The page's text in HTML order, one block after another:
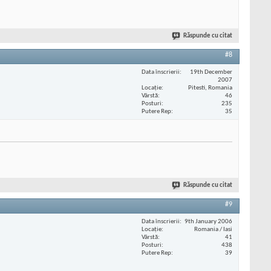
Răspunde cu citat
#8
Data înscrierii
19th December
2007
Locaţie
Pitesti, Romania
Vârstă
46
Posturi
235
Putere Rep
35
Răspunde cu citat
#9
Data înscrierii
9th January 2006
Locaţie
Romania / Iasi
Vârstă
41
Posturi
438
Putere Rep
39